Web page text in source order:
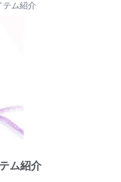
テム紹介
ム紹介